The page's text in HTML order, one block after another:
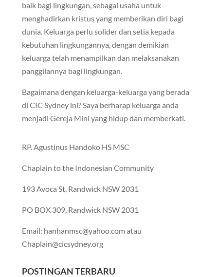
baik bagi lingkungan, sebagai usaha untuk
menghadirkan kristus yang memberikan diri bagi
dunia. Keluarga perlu solider dan setia kepada
kebutuhan lingkungannya, dengan demikian
keluarga telah menampilkan dan melaksanakan
panggilannya bagi lingkungan.
Bagaimana dengan keluarga-keluarga yang berada
di CIC Sydney ini? Saya berharap keluarga anda
menjadi Gereja Mini yang hidup dan memberkati.
RP. Agustinus Handoko HS MSC
Chaplain to the Indonesian Community
193 Avoca St, Randwick NSW 2031
PO BOX 309, Randwick NSW 2031
Email: hanhanmsc@yahoo.com atau
Chaplain@cicsydney.org
POSTINGAN TERBARU